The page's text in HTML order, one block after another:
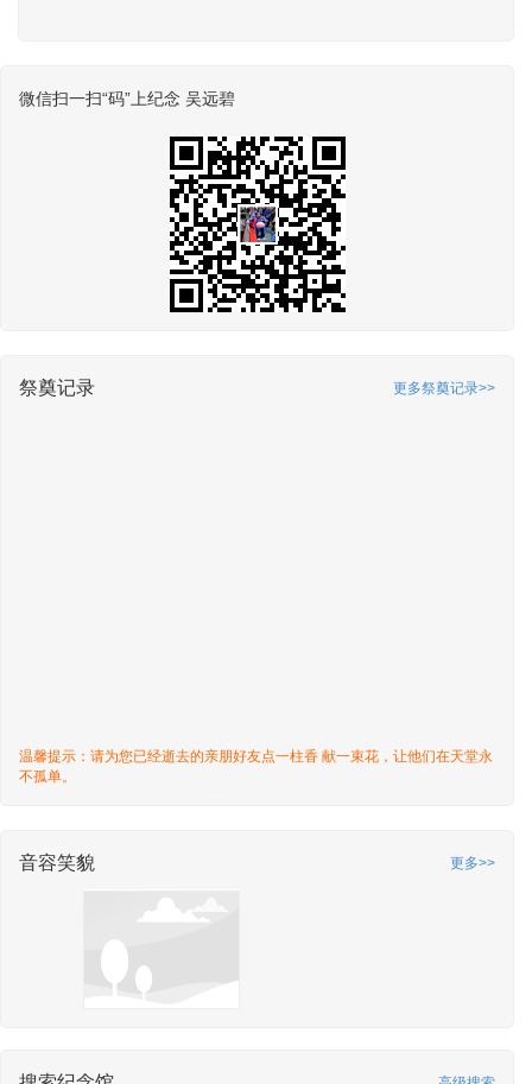
微信扫一扫“码”上纪念 吴远碧
祭奠记录 更多祭奠记录>>
温馨提示：请为您已经逝去的亲朋好友点一柱香 献一束花，让他们在天堂永
不孤单。
音容笑貌 更多>>